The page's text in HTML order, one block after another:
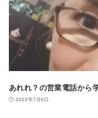
あれれ？の営業電話から
2023年7月6日